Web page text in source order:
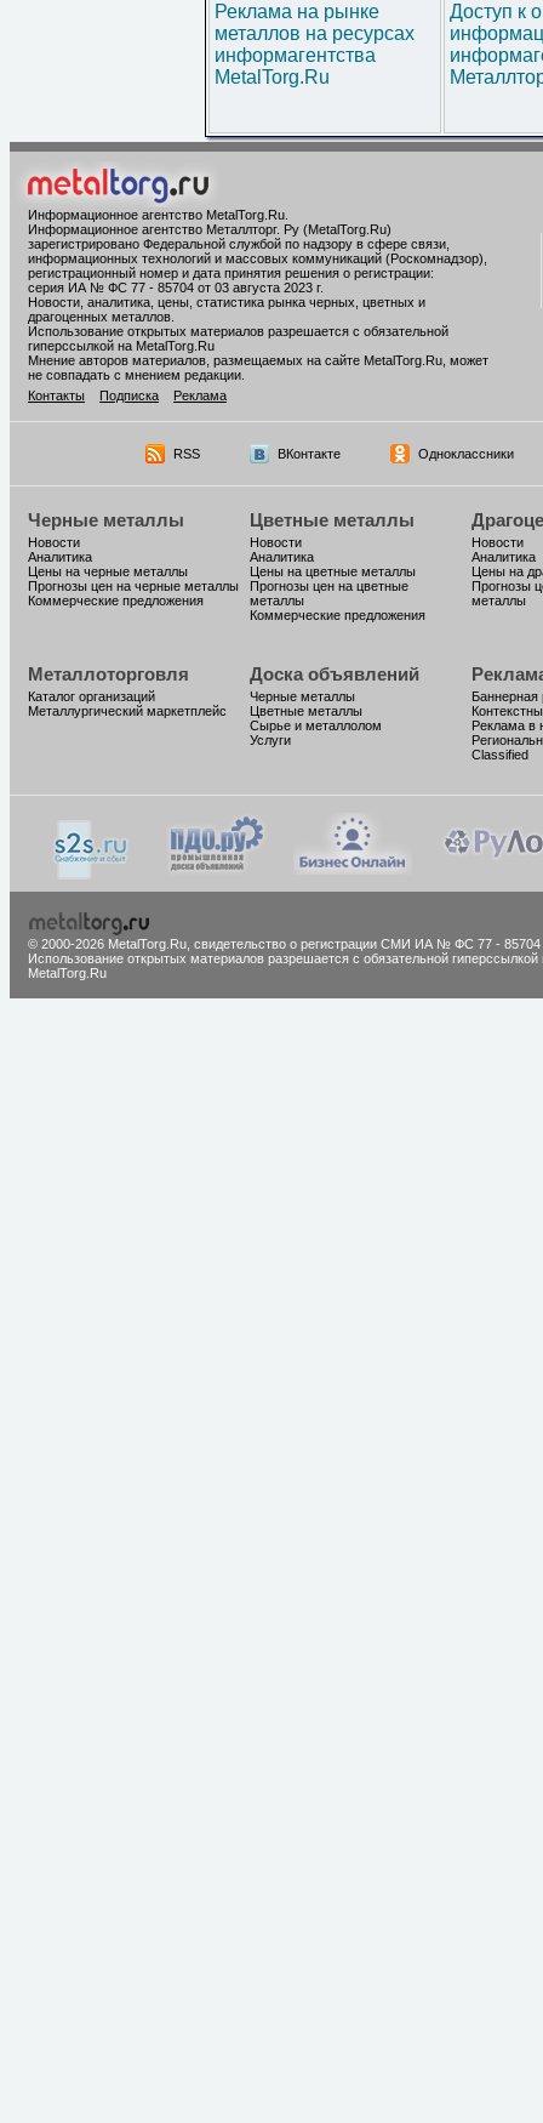
Реклама на рынке
металлов на ресурсах
информагентства
MetalTorg.Ru
Доступ к
Информационное агентство MetalTorg.Ru
Информационное агентство Металлторг. Ру (MetalTorg.Ru)
зарегистрировано Федеральной службой по надзору в сфере связи,
информационных технологий и массовых коммуникаций (Роскомнадзор),
регистрационный номер и дата принятия решения о регистрации:
серия ИА № ФС 77 - 85704 от 03 августа 2023 г.
Новости, аналитика, цены, статистика рынка черных, цветных и
драгоценных металлов.
Использование открытых материалов разрешается с обязательной
гиперссылкой на MetalTorg.Ru
Мнение авторов материалов, размещаемых на сайте MetalTorg.Ru, может
не совпадать с мнением редакции.
Контакты
Подписка Реклама
RSS ВКонтакте Одноклассники
Черные металлы
Новости
Аналитика
Цены на черные металлы
Прогнозы цен на черные металлы
Коммерческие предложения
Цветные металлы
Новости
Аналитика
Цены на цветные металлы
Прогнозы цен на цветные
металлы
Коммерческие предложения
Новости
Аналитика
Цены на
Прогнозы
металлы
Металлоторговля
Каталог организаций
Металлургический маркетплейс
Доска объявлений
Черные металлы
Цветные металлы
Сырье и металлолом
Услуги
Баннерная
Реклама в
Classified
© 2000-2026 MetalTorg.Ru, cвидетельство о регистрации СМИ ИА № ФС 77 - 85704
Использование открытых материалов разрешается с обязательной гиперссылкой
MetalTorg.Ru